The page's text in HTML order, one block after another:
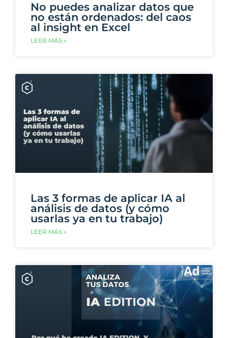
No puedes analizar datos que
no están ordenados: del caos
al insight en Excel
LEER MÁS »
Las 3 formas de aplicar IA al
análisis de datos (y cómo
usarlas ya en tu trabajo)
LEER MÁS »